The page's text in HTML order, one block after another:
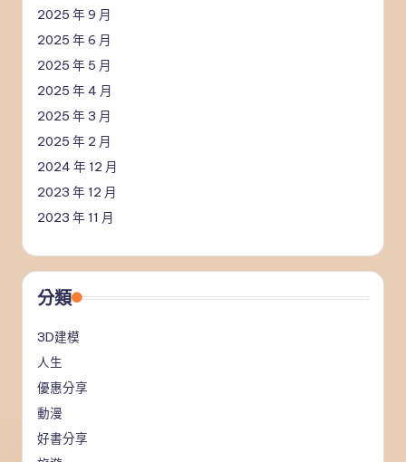
2025 年 9 月
2025 年 6 月
2025 年 5 月
2025 年 4 月
2025 年 3 月
2025 年 2 月
2024 年 12 月
2023 年 12 月
2023 年 11 月
分類
3D建模
人生
優惠分享
動漫
好書分享